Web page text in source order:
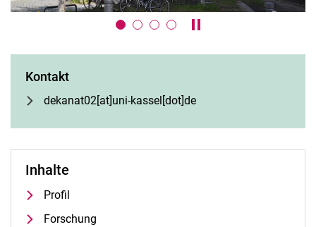
Karussell anhalten /
Kontakt
dekanat02[at]uni-kassel[dot]de
Inhalte
Profil
Forschung